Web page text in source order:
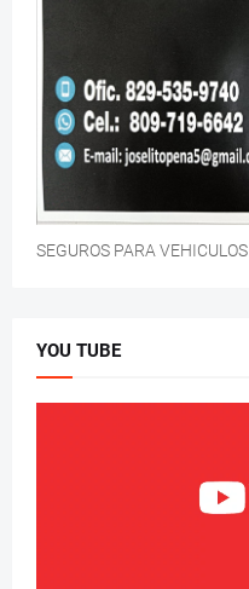
SEGUROS PARA VEHICULOS
YOU TUBE